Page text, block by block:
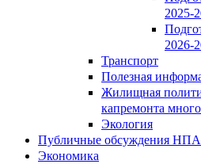
2025-
2026-
Транспорт
Полезная
Жилищная
капремонта
Экология
Публичные обсуждения НПА
Экономика